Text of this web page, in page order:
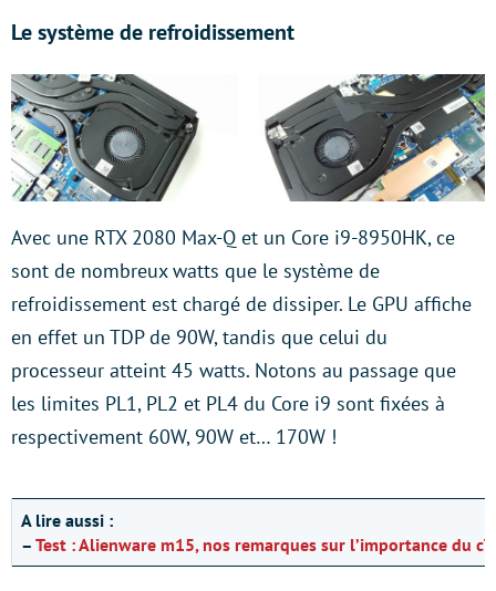
Le système de refroidissement
Avec une RTX 2080 Max-Q et un Core i9-8950HK, ce
sont de nombreux watts que le système de
refroidissement est chargé de dissiper. Le GPU affiche
en effet un TDP de 90W, tandis que celui du
processeur atteint 45 watts. Notons au passage que
les limites PL1, PL2 et PL4 du Core i9 sont fixées à
respectivement 60W, 90W et… 170W !
A lire aussi :
– Test : Alienware m15, nos remarques sur l’importance du